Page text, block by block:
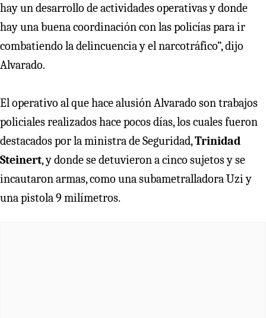
hay un desarrollo de actividades operativas y donde
hay una buena coordinación con las policías para ir
combatiendo la delincuencia y el narcotráfico”, dijo
Alvarado.
El operativo al que hace alusión Alvarado son trabajos
policiales realizados hace pocos días, los cuales fueron
destacados por la ministra de Seguridad,Trinidad
Steinert, y donde se detuvieron a cinco sujetos y se
incautaron armas, como una subametralladora Uzi y
una pistola 9 milímetros.